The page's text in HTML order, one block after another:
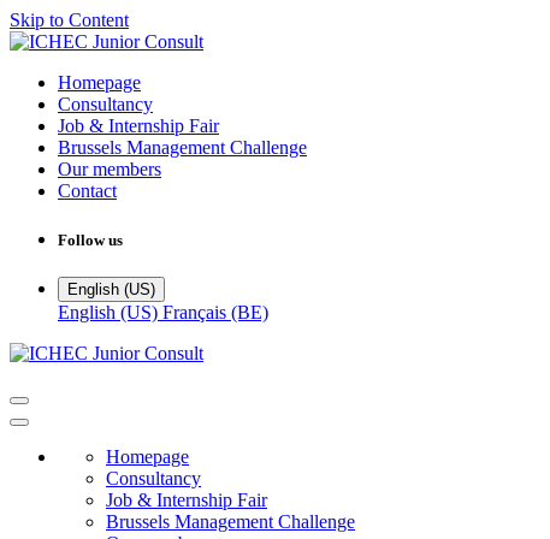
Skip to Content
Homepage
Consultancy
Job & Internship Fair
Brussels Management Challenge
Our members
Contact
Follow us
English (US)
English (US) Français (BE)
Homepage
Consultancy
Job & Internship Fair
Brussels Management Challenge